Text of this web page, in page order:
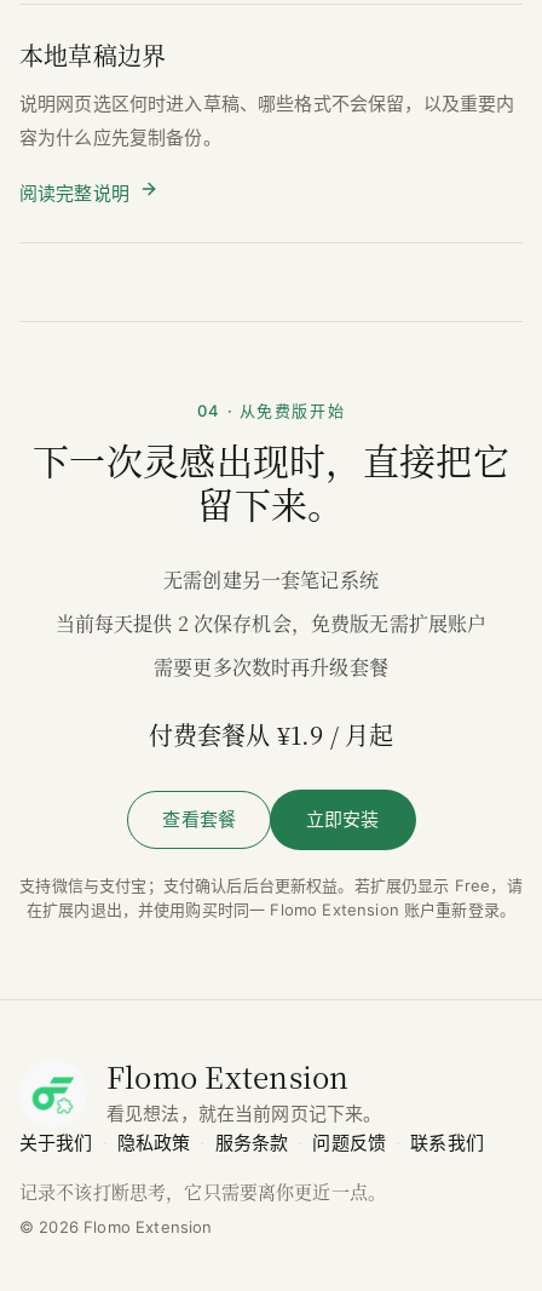
本地草稿边界
说明网页选区何时进入草稿、哪些格式不会保留，以及重要内
容为什么应先复制备份。
阅读完整说明
04 · 从免费版开始
下一次灵感出现时，直接把它
留下来。
无需创建另一套笔记系统
当前每天提供 2 次保存机会，免费版无需扩展账户
需要更多次数时再升级套餐
付费套餐从 ¥1.9 / 月起
查看套餐 立即安装
支持微信与支付宝；支付确认后后台更新权益。若扩展仍显示 Free，请
在扩展内退出，并使用购买时同一 Flomo Extension 账户重新登录。
Flomo Extension
看见想法，就在当前网页记下来。
关于我们
· 隐私政策 · 服务条款 · 问题反馈 · 联系我们
记录不该打断思考，它只需要离你更近一点。
© 2026Flomo Extension